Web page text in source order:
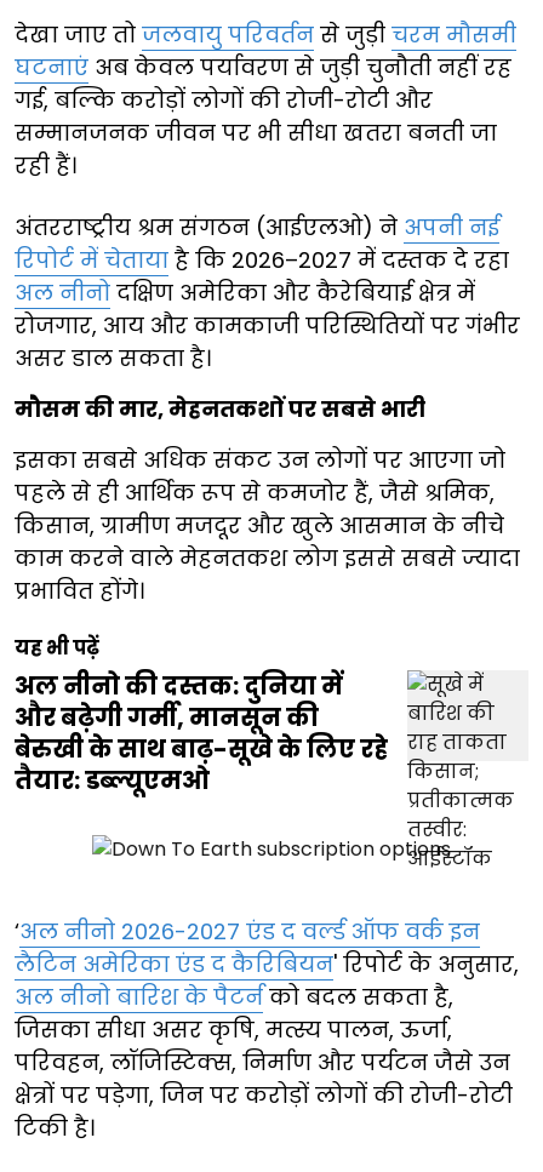
देखा जाए तो जलवायु परिवर्तन से जुड़ी चरम मौसमी
घटनाएं अब केवल पर्यावरण से जुड़ी चुनौती नहीं रह
गई, बल्कि करोड़ों लोगों की रोजी-रोटी और
सम्मानजनक जीवन पर भी सीधा खतरा बनती जा
रही हैं।
अंतरराष्ट्रीय श्रम संगठन (आईएलओ) ने अपनी नई
रिपोर्ट में चेताया है कि 2026–2027 में दस्तक दे रहा
अल नीनो दक्षिण अमेरिका और कैरेबियाई क्षेत्र में
रोजगार, आय और कामकाजी परिस्थितियों पर गंभीर
असर डाल सकता है।
मौसम की मार, मेहनतकशों पर सबसे भारी
इसका सबसे अधिक संकट उन लोगों पर आएगा जो
पहले से ही आर्थिक रूप से कमजोर हैं, जैसे श्रमिक,
किसान, ग्रामीण मजदूर और खुले आसमान के नीचे
काम करने वाले मेहनतकश लोग इससे सबसे ज्यादा
प्रभावित होंगे।
यह भी पढ़ें
अल नीनो की दस्तक: दुनिया में
और बढ़ेगी गर्मी, मानसून की
बेरुखी के साथ बाढ़-सूखे के लिए रहे
तैयार: डब्ल्यूएमओ
‘अल नीनो 2026-2027 एंड द वर्ल्ड ऑफ वर्क इन
लैटिन अमेरिका एंड द कैरिबियन' रिपोर्ट के अनुसार,
अल नीनो बारिश के पैटर्नको बदल सकता है,
जिसका सीधा असर कृषि, मत्स्य पालन, ऊर्जा,
परिवहन, लॉजिस्टिक्स, निर्माण और पर्यटन जैसे उन
क्षेत्रों पर पड़ेगा, जिन पर करोड़ों लोगों की रोजी-रोटी
टिकी है।